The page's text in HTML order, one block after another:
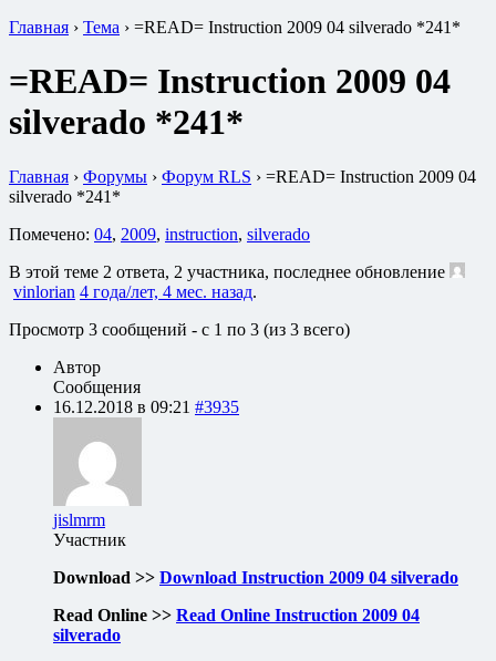
Главная › Тема › =READ= Instruction 2009 04 silverado *241*
=READ= Instruction 2009 04
silverado *241*
Главная › Форумы › Форум RLS › =READ= Instruction 2009 04
silverado *241*
Помечено: 04, 2009, instruction, silverado
В этой теме 2 ответа, 2 участника, последнее обновление
vinlorian 4 года/лет, 4 мес. назад.
Просмотр 3 сообщений - с 1 по 3 (из 3 всего)
Автор
Сообщения
16.12.2018 в 09:21 #3935
jislmrm
Участник
Download >> Download Instruction 2009 04 silverado
Read Online >> Read Online Instruction 2009 04
silverado